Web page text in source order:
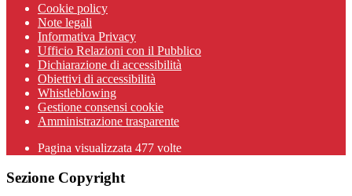
Cookie policy
Note legali
Informativa Privacy
Ufficio Relazioni con il Pubblico
Dichiarazione di accessibilità
Obiettivi di accessibilità
Whistleblowing
Gestione consensi cookie
Amministrazione trasparente
Pagina visualizzata 477 volte
Sezione Copyright